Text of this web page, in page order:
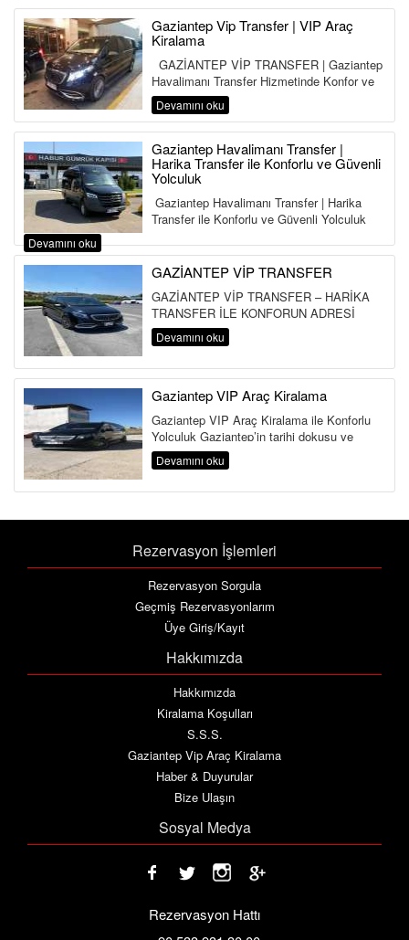
Gaziantep Vip Transfer | VIP Araç
Kiralama
GAZİANTEP VİP TRANSFER | Gaziantep
Havalimanı Transfer Hizmetinde Konfor ve
Güven Gaziantep’...
Devamını oku
Gaziantep Havalimanı Transfer |
Harika Transfer ile Konforlu ve Güvenli
Yolculuk
Gaziantep Havalimanı Transfer | Harika
Transfer ile Konforlu ve Güvenli Yolculuk
Devamını oku
GAZİANTEP VİP TRANSFER
GAZİANTEP VİP TRANSFER – HARİKA
TRANSFER İLE KONFORUN ADRESİ
Gaziantep Havalimanı Gelen Yolcu Katı’nda
si...
Devamını oku
Gaziantep VIP Araç Kiralama
Gaziantep VIP Araç Kiralama ile Konforlu
Yolculuk Gaziantep’in tarihi dokusu ve
yoğun şehir trafiğinde, k...
Devamını oku
Rezervasyon İşlemleri
Rezervasyon Sorgula
Geçmiş Rezervasyonlarım
Üye Giriş/Kayıt
Hakkımızda
Hakkımızda
Kiralama Koşulları
S.S.S.
Gaziantep Vip Araç Kiralama
Haber & Duyurular
Bize Ulaşın
Sosyal Medya
Rezervasyon Hattı